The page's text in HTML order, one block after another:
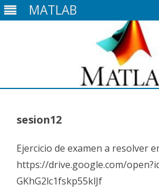
MATLAB
Saltar
sesion12
Ejercicio de examen a resolver
https://drive.google.com/
GKhG2lc1fskp55klJf